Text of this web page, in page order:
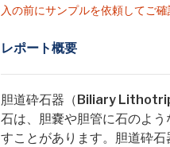
入の前にサンプルを依頼してご確
レポート概要
胆道砕石器（Biliary
石は、胆嚢や胆管に石のよ
すことがあります。胆道砕